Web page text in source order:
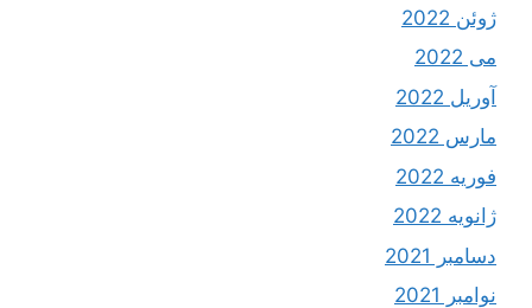
ژوئن 2022
می 2022
آوریل 2022
مارس 2022
فوریه 2022
ژانویه 2022
دسامبر 2021
نوامبر 2021